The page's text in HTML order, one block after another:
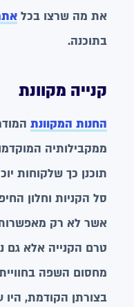
את מה שרצו בכל
בתוכנה.
קנייה מקוונת
החנות המקוונת
ממקבילותיה
תוכנן כך שלקוחות
סל הקניות וחלון
אשר לא רק
טרם הקנייה אלא גם
מחסום השפה בחוויית
בצורתן הקודמת,